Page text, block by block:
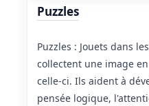
Puzzles
Puzzles : Jouets dans
collectent une image
celle-ci. Ils aident à
pensée logique,